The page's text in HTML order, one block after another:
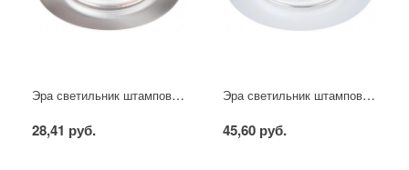
Эра светильник штампованный MR16 сатин никель
28,41 руб.
Эра светильник штампованный MR16 белый
45,60 руб.